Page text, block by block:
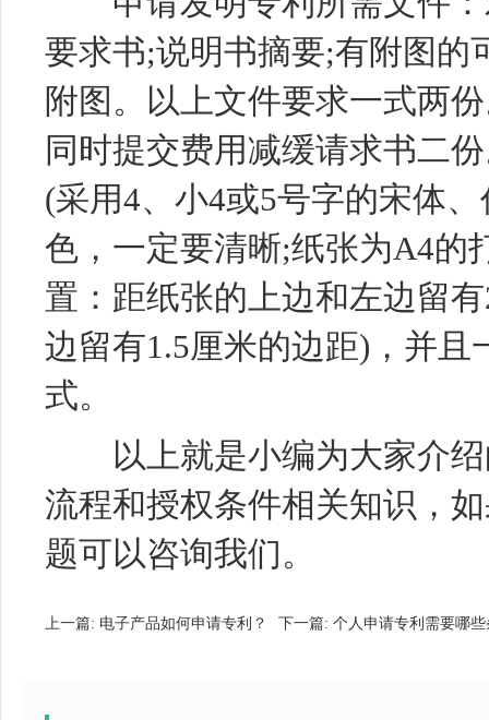
要求书;说明书摘要;有附图的
附图。以上文件要求一式两
同时提交费用减缓请求书二
(采用4、小4或5号字的宋体
色，一定要清晰;纸张为A4的
置：距纸张的上边和左边留
边留有1.5厘米的边距)，并
式。
以上就是小编为大家介绍
流程和授权条件相关知识，
题可以咨询我们。
上一篇: 电子产品如何申请专利？ 下一篇: 个人申请专利需要哪